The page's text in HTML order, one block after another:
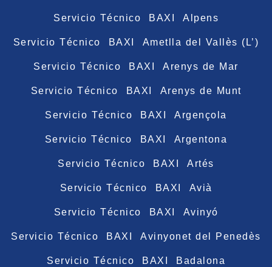
Servicio Técnico BAXI Alpens
Servicio Técnico BAXI Ametlla del Vallès (L’)
Servicio Técnico BAXI Arenys de Mar
Servicio Técnico BAXI Arenys de Munt
Servicio Técnico BAXI Argençola
Servicio Técnico BAXI Argentona
Servicio Técnico BAXI Artés
Servicio Técnico BAXI Avià
Servicio Técnico BAXI Avinyó
Servicio Técnico BAXI Avinyonet del Penedès
Servicio Técnico BAXI Badalona